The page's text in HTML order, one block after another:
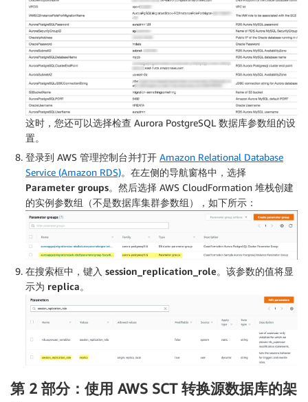
这时，您还可以选择检查 Aurora PostgreSQL 数据库参数组的设
置。
登录到 AWS 管理控制台并打开 Amazon Relational Database
Service (Amazon RDS)。在左侧的导航窗格中，选择
Parameter groups。然后选择 AWS CloudFormation 堆栈创建
的实例参数组（不是数据库集群参数组），如下所示：
在搜索框中，键入 session_replication_role。该参数的值将显
示为 replica。
第 2 部分：使用 AWS SCT 转换源数据库的架